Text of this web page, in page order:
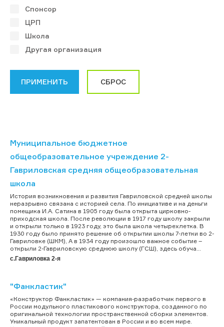
Спонсор
ЦРП
Школа
Другая организация
Муниципальное бюджетное
общеобразовательное учреждение 2-
Гавриловская средняя общеобразовательная
школа
История возникновения и развития Гавриловской средней школы
неразрывно связана с историей села. По инициативе и на деньги
помещика И.А. Сатина в 1905 году была открыта цирковно-
приходская школа. После революции в 1917 году школу закрыли
и открыли только в 1923 году, это была школа четырехлетка. В
1930 году было принято решение об открытии школы 7-летки во 2-
Гавриловке (ШКМ), А в 1934 году произошло важное событие –
открыли 2-Гавриловскую среднюю школу (ГСШ), здесь обуча...
с.Гавриловка 2-я
"Фанкластик"
«Конструктор Фанкластик» — компания-разработчик первого в
России модульного пластикового конструктора, созданного по
оригинальной технологии пространственной сборки элементов.
Уникальный продукт запатентован в России и во всем мире.